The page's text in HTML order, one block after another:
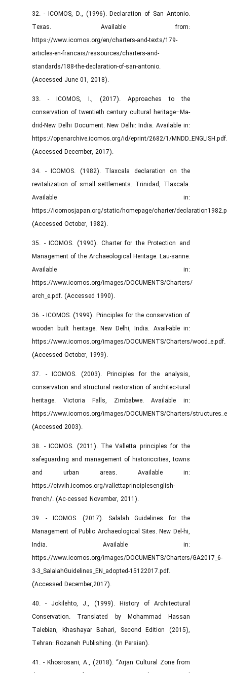
32. - ICOMOS, D., (1996). Declaration of San Antonio.
Texas. Available from:
https://www.icomos.org/en/charters-and-texts/179-
articles-en-francais/ressources/charters-and-
standards/188-the-declaration-of-san-antonio.
(Accessed June 01, 2018).
33. - ICOMOS, I., (2017). Approaches to the
conservation of twentieth century cultural heritage–Ma-
drid-New Delhi Document. New Delhi: India. Available in:
https://openarchive.icomos.org/id/eprint/2682/1/
(Accessed December, 2017).
34. - ICOMOS. (1982). Tlaxcala declaration on the
revitalization of small settlements. Trinidad, Tlaxcala.
Available in:
https://icomosjapan.org/static/homepage/charter/
(Accessed October, 1982).
35. - ICOMOS. (1990). Charter for the Protection and
Management of the Archaeological Heritage. Lau-sanne.
Available in:
https://www.icomos.org/images/DOCUMENTS/Charters/
arch_e.pdf. (Accessed 1990).
36. - ICOMOS. (1999). Principles for the conservation of
wooden built heritage. New Delhi, India. Avail-able in:
https://www.icomos.org/images/DOCUMENTS/Charters/
(Accessed October, 1999).
37. - ICOMOS. (2003). Principles for the analysis,
conservation and structural restoration of architec-tural
heritage. Victoria Falls, Zimbabwe. Available in:
https://www.icomos.org/images/DOCUMENTS/Charters/
(Accessed 2003).
38. - ICOMOS. (2011). The Valletta principles for the
safeguarding and management of historiccities, towns
and urban areas. Available in:
https://civvih.icomos.org/vallettaprinciplesenglish-
french/. (Ac-cessed November, 2011).
39. - ICOMOS. (2017). Salalah Guidelines for the
Management of Public Archaeological Sites. New Del-hi,
India. Available in:
https://www.icomos.org/images/DOCUMENTS/Charters/
3-3_SalalahGuidelines_EN_adopted-15122017.pdf.
(Accessed December,2017).
40. - Jokilehto, J., (1999). History of Architectural
Conservation. Translated by Mohammad Hassan
Talebian, Khashayar Bahari, Second Edition (2015),
Tehran: Rozaneh Publishing. (In Persian).
41. - Khosrosani, A., (2018). “Arjan Cultural Zone from